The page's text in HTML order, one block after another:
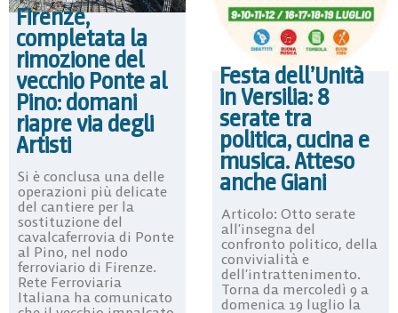
Firenze,
completata la
rimozione del
vecchio Ponte al
Pino: domani
riapre via degli
Artisti
Si è conclusa una delle
operazioni più delicate
del cantiere per la
sostituzione del
cavalcaferrovia di Ponte
al Pino, nel nodo
ferroviario di Firenze.
Rete Ferroviaria
Italiana ha comunicato
Festa dell’Unità
in Versilia: 8
serate tra
politica, cucina e
musica. Atteso
anche Giani
Articolo: Otto serate
all’insegna del
confronto politico, della
convivialità e
dell’intrattenimento.
Torna da mercoledì 9 a
domenica 19 luglio la